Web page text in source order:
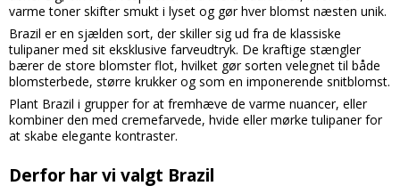
varme toner skifter smukt i lyset og gør hver blomst næsten unik.
Brazil er en sjælden sort, der skiller sig ud fra de klassiske
tulipaner med sit eksklusive farveudtryk. De kraftige stængler
bærer de store blomster flot, hvilket gør sorten velegnet til både
blomsterbede, større krukker og som en imponerende snitblomst.
Plant Brazil i grupper for at fremhæve de varme nuancer, eller
kombiner den med cremefarvede, hvide eller mørke tulipaner for
at skabe elegante kontraster.
Derfor har vi valgt Brazil